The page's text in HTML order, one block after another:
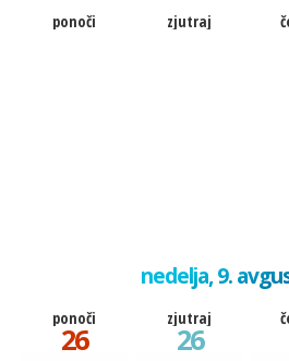
ponoči zjutraj
nedelja, 9.
ponoči
26
zjutraj
26